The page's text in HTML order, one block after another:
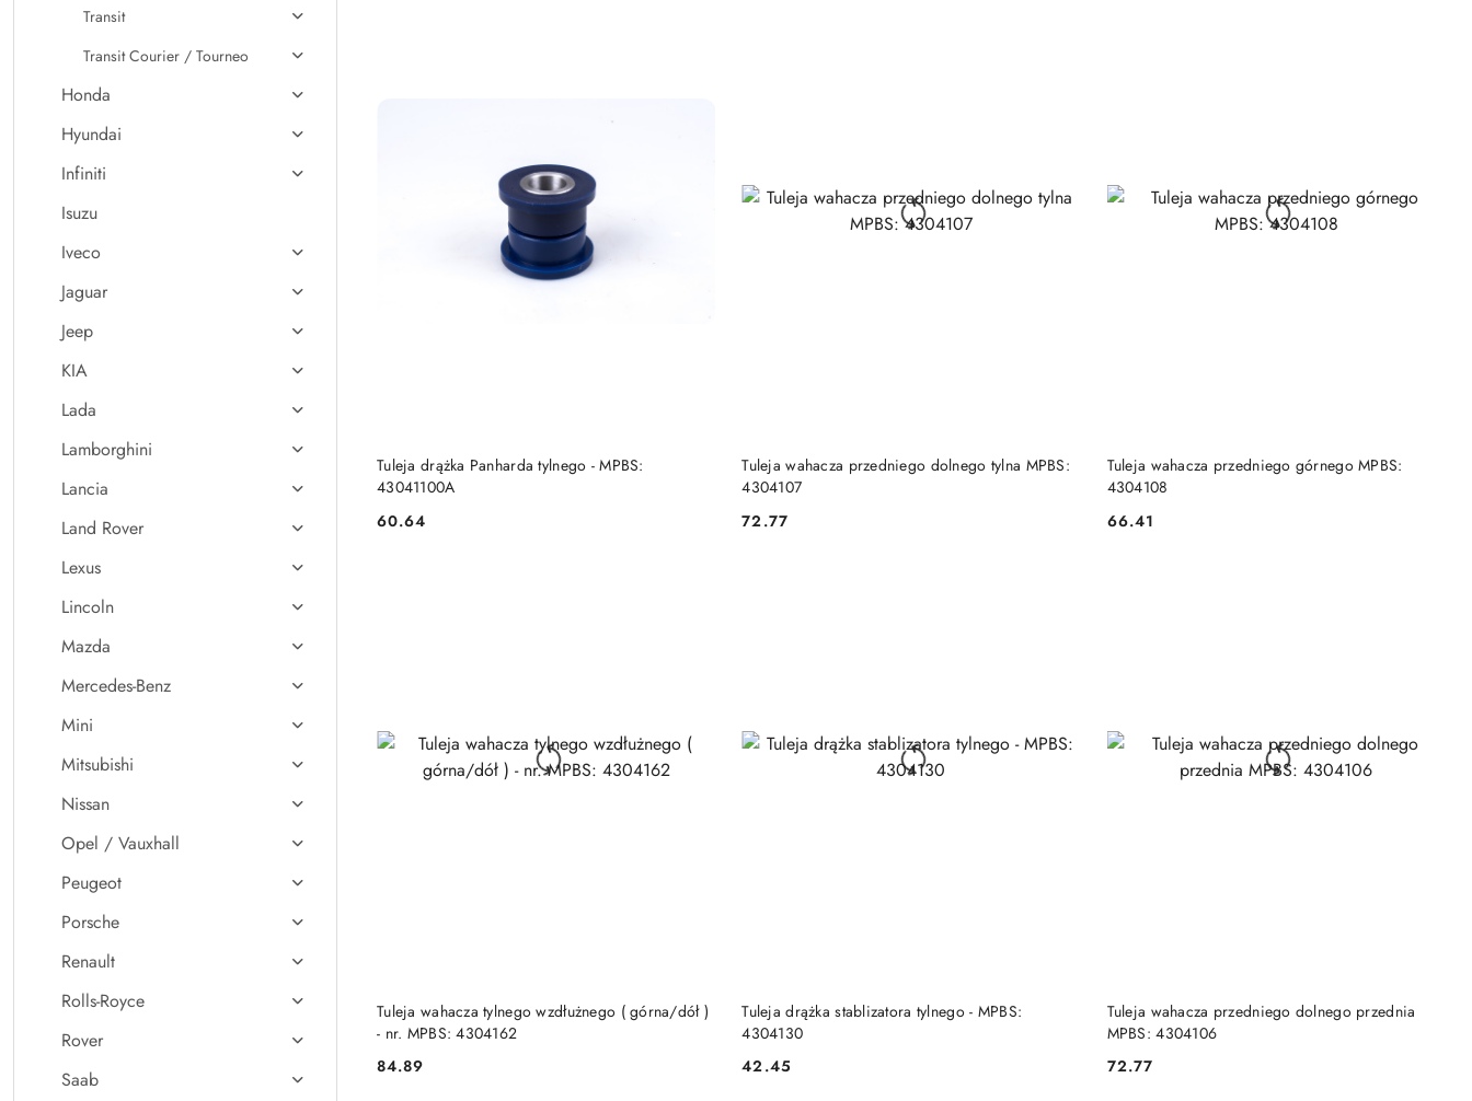
Transit
Transit Courier / Tourneo
Honda
Hyundai
Infiniti
Isuzu
Iveco
Jaguar
Jeep
KIA
Lada
Lamborghini
Lancia
Land Rover
Lexus
Lincoln
Mazda
Mercedes-Benz
Mini
Mitsubishi
Nissan
Opel / Vauxhall
Peugeot
Porsche
Renault
Rolls-Royce
Rover
Saab
Tuleja drążka Panharda tylnego - MPBS:
43041100A
Cena:
60.64
DO KOSZYKA
Tuleja wahacza przedniego dolnego tylna MPBS:
4304107
Cena:
72.77
DO KOSZYKA
Tuleja wahacza przedniego górnego MPBS:
4304108
Cena:
66.41
DO KOSZYKA
Tuleja wahacza tylnego wzdłużnego ( górna/dół )
- nr. MPBS: 4304162
Cena:
84.89
DO KOSZYKA
Tuleja drążka stablizatora tylnego - MPBS:
4304130
Cena:
42.45
DO KOSZYKA
Tuleja wahacza przedniego dolnego przednia
MPBS: 4304106
Cena:
72.77
DO KOSZYKA